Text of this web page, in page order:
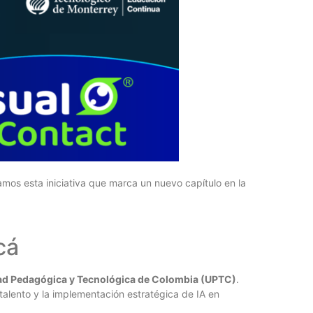
esta iniciativa que marca un nuevo capítulo en la
Pedagógica y Tecnológica de Colombia (UPTC).
y la implementación estratégica de IA en